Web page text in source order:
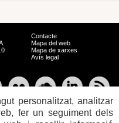
Contacte
Mapa del web
Mapa de xarxes
Avís legal
personalitzat, analitzar
fer un seguiment dels